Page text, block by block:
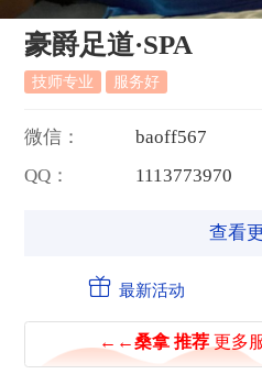
豪爵足道·SPA
技师专业 服务好
微信： baoff567
QQ：
1113773970
查看
最新活动